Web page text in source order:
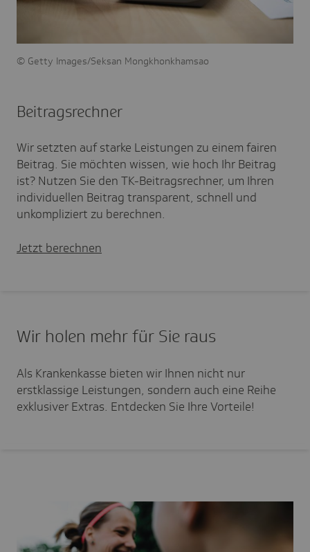
Getty Images/Seksan Mongkhonkhamsao
Beitragsrechner
Wir setzten auf starke Leistungen zu einem fairen
Beitrag. Sie möchten wissen, wie hoch Ihr Beitrag
ist? Nutzen Sie den TK-Beitragsrechner, um Ihren
individuellen Beitrag transparent, schnell und
unkompliziert zu berechnen.
Jetzt berechnen
Wir holen mehr für Sie raus
Als Krankenkasse bieten wir Ihnen nicht nur
erstklassige Leistungen, sondern auch eine Reihe
exklusiver Extras. Entdecken Sie Ihre Vorteile!